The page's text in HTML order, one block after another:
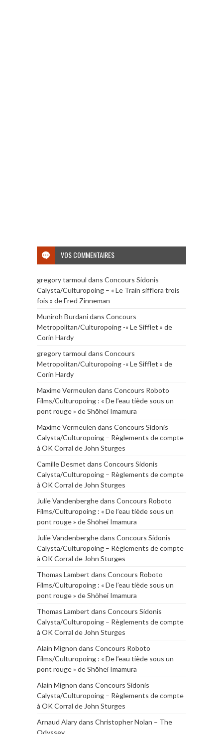
VOS COMMENTAIRES
gregory tarmoul dans Concours Sidonis
Calysta/Culturopoing – « Le Train sifflera trois
fois » de Fred Zinneman
Muniroh Burdanidans Concours
Metropolitan/Culturopoing -« Le Sifflet » de
Corin Hardy
gregory tarmoul dans Concours
Metropolitan/Culturopoing -« Le Sifflet » de
Corin Hardy
Maxime Vermeulen dans Concours Roboto
Films/Culturopoing : « De l’eau tiède sous un
pont rouge » de Shōhei Imamura
Maxime Vermeulen dans Concours Sidonis
Calysta/Culturopoing – Règlements de compte
à OK Corral de John Sturges
Camille Desmet dans Concours Sidonis
Calysta/Culturopoing – Règlements de compte
à OK Corral de John Sturges
Julie Vandenberghedans Concours Roboto
Films/Culturopoing : « De l’eau tiède sous un
pont rouge » de Shōhei Imamura
Julie Vandenberghedans Concours Sidonis
Calysta/Culturopoing – Règlements de compte
à OK Corral de John Sturges
Thomas Lambert dans Concours Roboto
Films/Culturopoing : « De l’eau tiède sous un
pont rouge » de Shōhei Imamura
Thomas Lambert dans Concours Sidonis
Calysta/Culturopoing – Règlements de compte
à OK Corral de John Sturges
Alain Mignon dans Concours Roboto
Films/Culturopoing : « De l’eau tiède sous un
pont rouge » de Shōhei Imamura
Alain Mignon dans Concours Sidonis
Calysta/Culturopoing – Règlements de compte
à OK Corral de John Sturges
Arnaud Alarydans Christopher Nolan – The